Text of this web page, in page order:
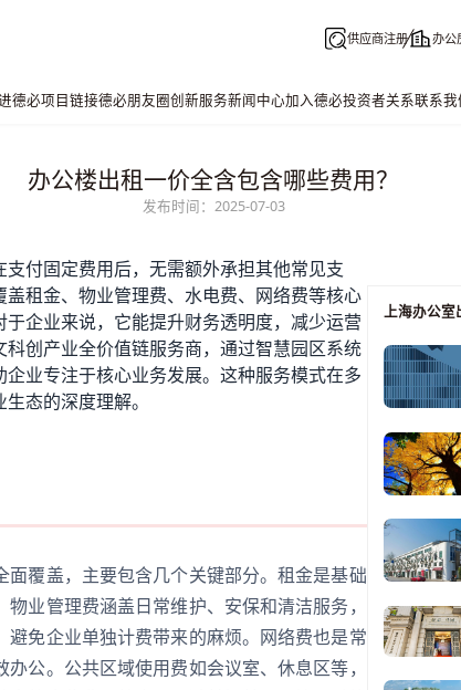
供应商注册 办公
德必项目链接德必朋友圈创新服务新闻中心加入德必投资者关系联系我
办公楼出租一价全含包含哪些费用？
发布时间：2025-07-03
付固定费用后，无需额外承担其他常见支
租金、物业管理费、水电费、网络费等核心
企业来说，它能提升财务透明度，减少运营
创产业全价值链服务商，通过智慧园区系统
业专注于核心业务发展。这种服务模式在多
态的深度理解。
覆盖，主要包含几个关键部分。租金是基础
业管理费涵盖日常维护、安保和清洁服务，
免企业单独计费带来的麻烦。网络费也是常
公。公共区域使用费如会议室、休息区等，
上海办公室